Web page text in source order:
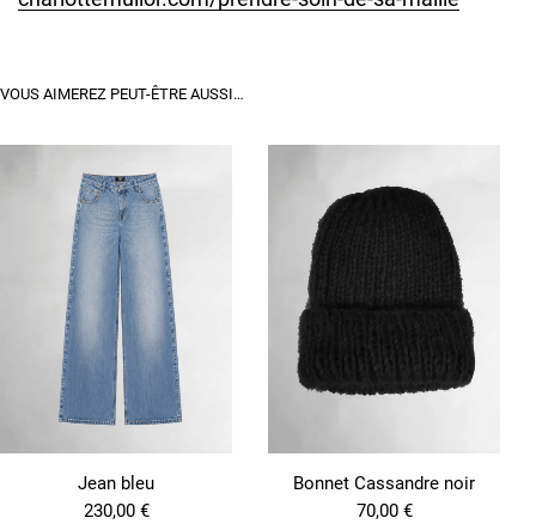
VOUS AIMEREZ PEUT-ÊTRE AUSSI…
Jean bleu
230,00 €
Bonnet Cassandre noir
70,00 €